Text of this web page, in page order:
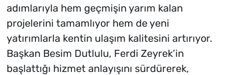
adımlarıyla hem geçmişin yarım kalan
projelerini tamamlıyor hem de yeni
yatırımlarla kentin ulaşım kalitesini artırıyor.
Başkan Besim Dutlulu, Ferdi Zeyrek’in
başlattığı hizmet anlayışını sürdürerek,